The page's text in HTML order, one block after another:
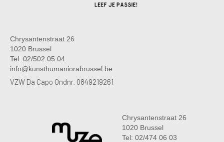
Chrysantenstraat 26
1020 Brussel
Tel: 02/502 05 04
info@kunsthumaniorabrussel.be
VZW Da Capo Ondnr. 0849219261
Chrysantenstraat 26
1020 Brussel
Tel: 02/474 06 03